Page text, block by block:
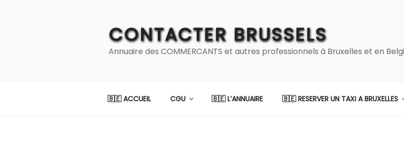
CONTACTER BRUSSELS
Annuaire des COMMERCANTS et autres professionnels à Bruxelles et en
🇧🇪 ACCUEIL CGU 🇧🇪 L’ANNUAIRE 🇧🇪 RESERVER UN TAXI A BRUXELLES